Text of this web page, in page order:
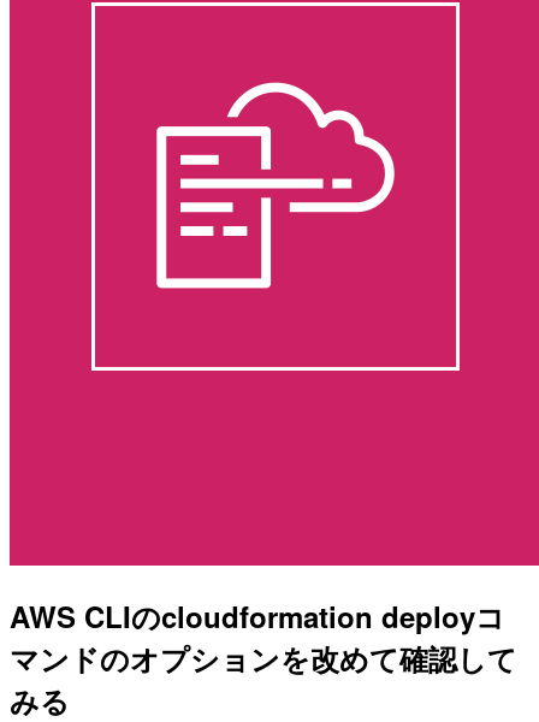
AWS CLIのcloudformation deployコ
マンドのオプションを改めて確認して
みる